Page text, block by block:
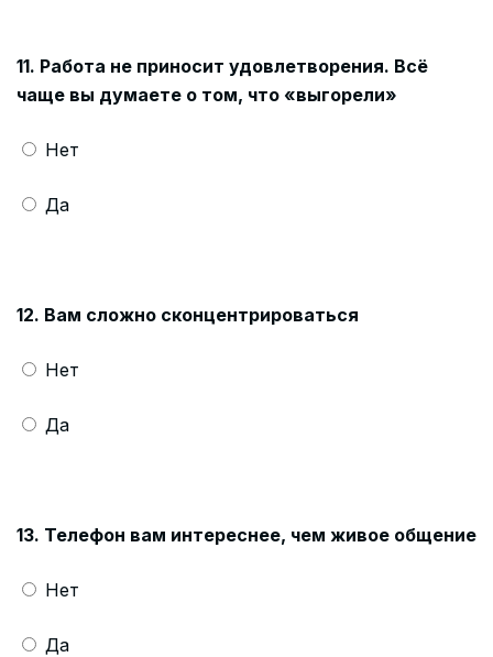
11. Работа не приносит удовлетворения. Всё
чаще вы думаете о том, что «выгорели»
Нет
Да
12. Вам сложно сконцентрироваться
Нет
Да
13. Телефон вам интереснее, чем живое общение
Нет
Да